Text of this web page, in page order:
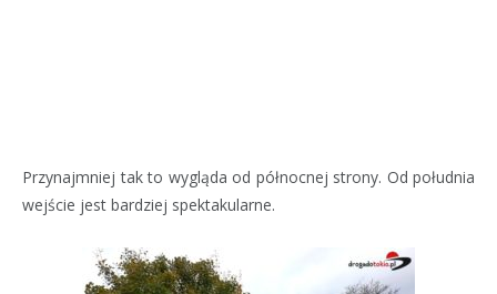
Przynajmniej tak to wygląda od północnej strony. Od południa
wejście jest bardziej spektakularne.